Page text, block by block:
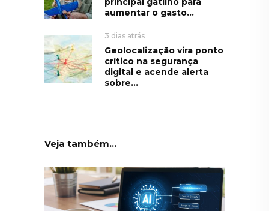
aumentar o gasto...
3 dias atrás
Geolocalização vira ponto
crítico na segurança
digital e acende alerta
sobre...
Veja também...